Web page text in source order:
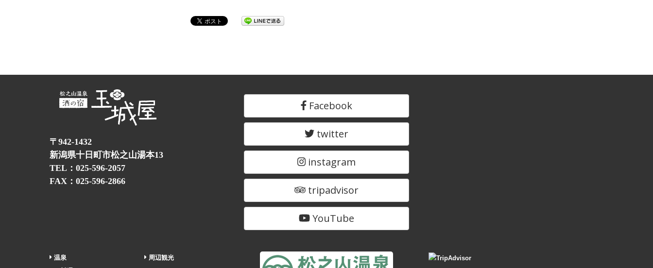
〒942-1432
新潟県十日町市松之山湯本13
TEL：025-596-2057
FAX：025-596-2866
Facebook
twitter
instagram
tripadvisor
YouTube
温泉
周辺観光